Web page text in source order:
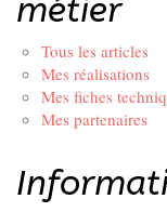
métier
Tous les articles
Mes réalisations
Mes fiches
Mes partenaires